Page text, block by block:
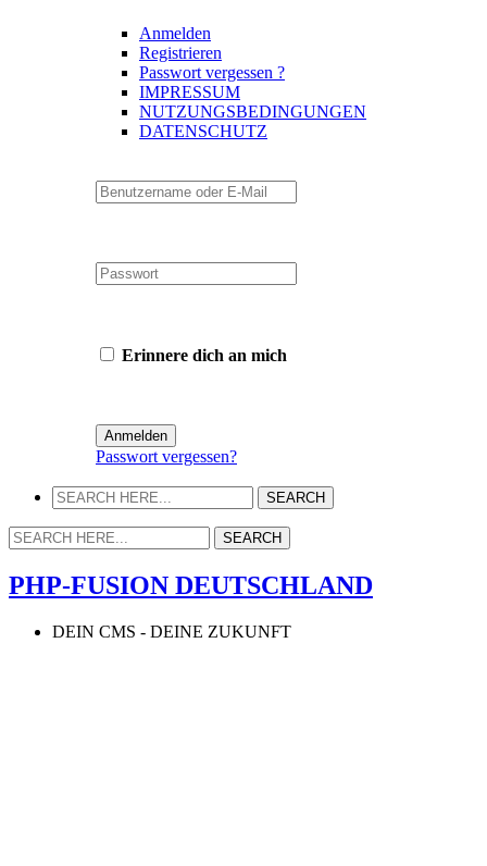
Anmelden
Registrieren
Passwort vergessen ?
IMPRESSUM
NUTZUNGSBEDINGUNGEN
DATENSCHUTZ
Erinnere dich an mich
Passwort vergessen?
PHP-FUSION DEUTSCHLAND
DEIN CMS - DEINE ZUKUNFT